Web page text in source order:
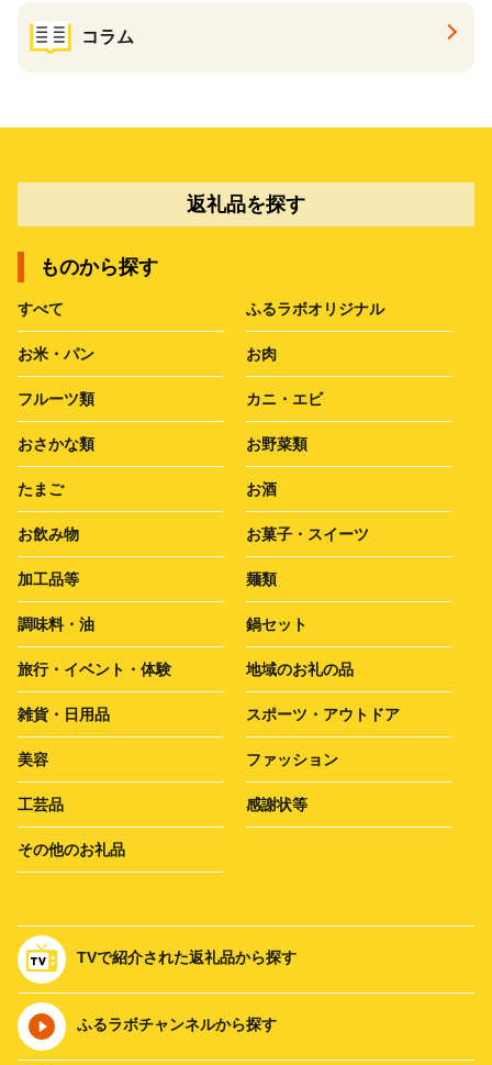
コラム
返礼品を探す
ものから探す
すべて ふるラボオリジナル
お米・パン お肉
フルーツ類 カニ・エビ
おさかな類 お野菜類
たまご お酒
お飲み物 お菓子・スイーツ
加工品等 麺類
調味料・油 鍋セット
旅行・イベント・体験 地域のお礼の品
雑貨・日用品 スポーツ・アウトドア
美容 ファッション
工芸品 感謝状等
その他のお礼品
TVで紹介された返礼品から探す
ふるラボチャンネルから探す